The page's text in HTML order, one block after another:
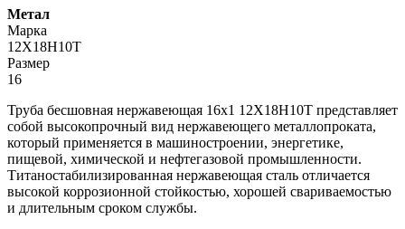
Метал
Марка
12Х18Н10Т
Размер
16
Труба бесшовная нержавеющая 16х1 12Х18Н10Т представляет
собой высокопрочный вид нержавеющего металлопроката,
который применяется в машиностроении, энергетике,
пищевой, химической и нефтегазовой промышленности.
Титаностабилизированная нержавеющая сталь отличается
высокой коррозионной стойкостью, хорошей свариваемостью
и длительным сроком службы.